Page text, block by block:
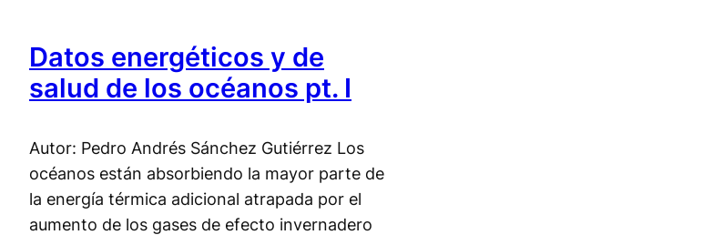
Datos energéticos y de
salud de los océanos pt. I
Autor: Pedro Andrés Sánchez Gutiérrez Los
océanos están absorbiendo la mayor parte de
la energía térmica adicional atrapada por el
aumento de los gases de efecto invernadero